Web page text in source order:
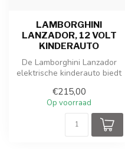
LAMBORGHINI
LANZADOR, 12 VOLT
KINDERAUTO
De Lamborghini Lanzador
elektrische kinderauto biedt
van...
€215,00
Op voorraad